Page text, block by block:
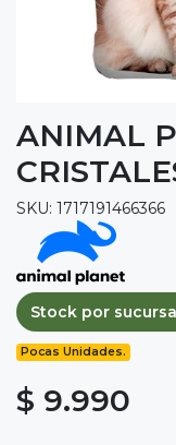
ANIMAL
SKU: 1717191466366
Stock por
Pocas Unidades.
$ 9.990